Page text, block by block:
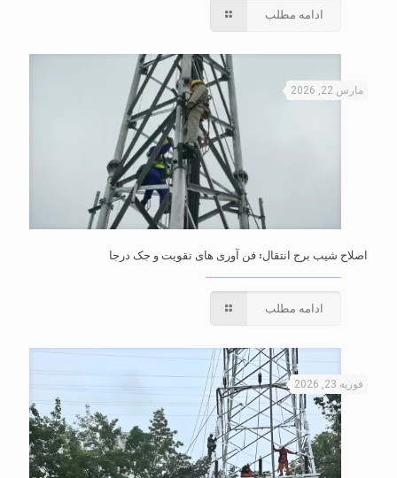
ادامه مطلب
مارس 22, 2026
اصلاح شیب برج انتقال: فن آوری های تقویت و جک درجا
ادامه مطلب
فوریه 23, 2026